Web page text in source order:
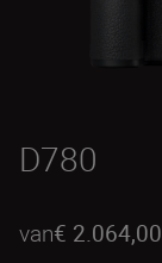
D780
van€ 2.064,00